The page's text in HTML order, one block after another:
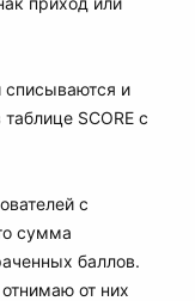
списываются и
SCORE с
с
сумма
баллов.
от них